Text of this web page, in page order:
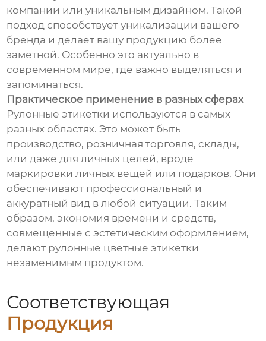
компании или уникальным дизайном. Такой
подход способствует уникализации вашего
бренда и делает вашу продукцию более
заметной. Особенно это актуально в
современном мире, где важно выделяться и
запоминаться.
Практическое применение в разных сферах
Рулонные этикетки используются в самых
разных областях. Это может быть
производство, розничная торговля, склады,
или даже для личных целей, вроде
маркировки личных вещей или подарков. Они
обеспечивают профессиональный и
аккуратный вид в любой ситуации. Таким
образом, экономия времени и средств,
совмещенные с эстетическим оформлением,
делают рулонные цветные этикетки
незаменимым продуктом.
Соответствующая
Продукция